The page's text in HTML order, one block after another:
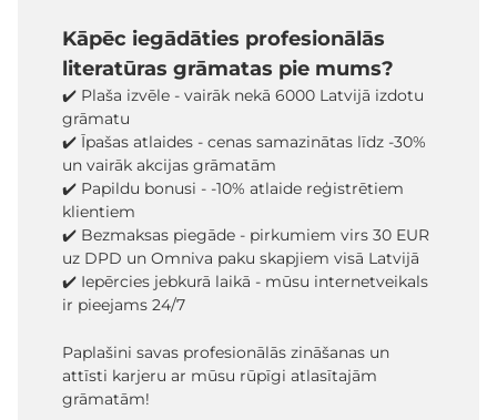
Kāpēc iegādāties profesionālās
literatūras grāmatas pie mums?
✔️ Plaša izvēle - vairāk nekā 6000 Latvijā izdotu
grāmatu
✔️ Īpašas atlaides - cenas samazinātas līdz -30%
un vairāk akcijas grāmatām
✔️ Papildu bonusi - -10% atlaide reģistrētiem
klientiem
✔️ Bezmaksas piegāde - pirkumiem virs 30 EUR
uz DPD un Omniva paku skapjiem visā Latvijā
✔️ Iepērcies jebkurā laikā - mūsu internetveikals
ir pieejams 24/7
Paplašini savas profesionālās zināšanas un
attīsti karjeru ar mūsu rūpīgi atlasītajām
grāmatām!